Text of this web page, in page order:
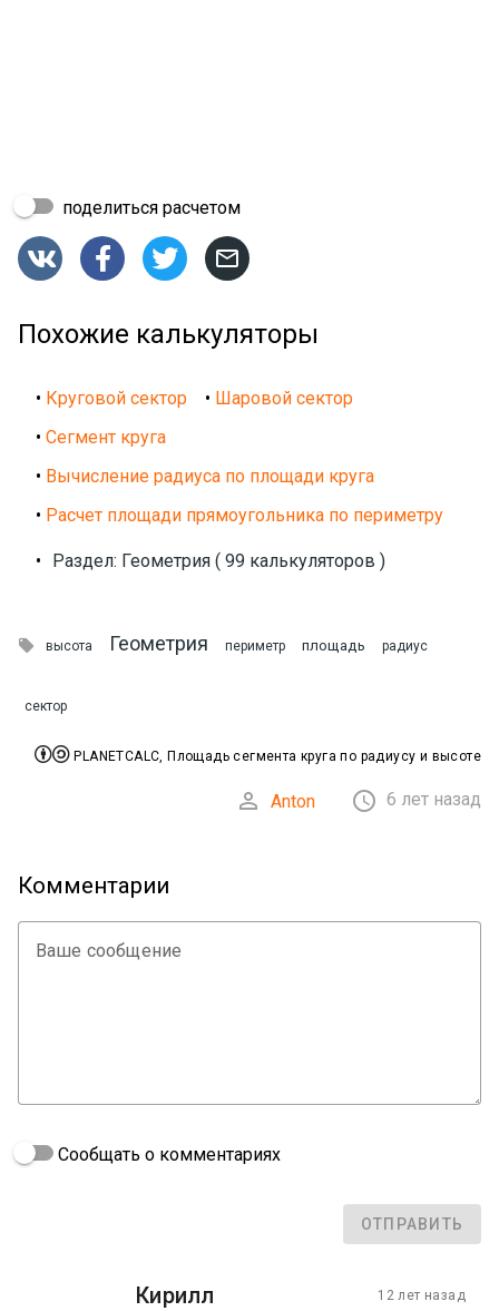
поделиться расчетом
   
Похожие калькуляторы
• Круговой сектор • Шаровой сектор
• Сегмент круга
• Вычисление радиуса по площади круга
• Расчет площади прямоугольника по периметру
• Раздел: Геометрия ( 99 калькуляторов )
 высота Геометрия периметр площадь радиус
сектор
 PLANETCALC, Площадь сегмента круга по радиусу и высоте
 Anton  6 лет назад
Комментарии
Ваше сообщение
Сообщать о комментариях
ОТПРАВИТЬ
Кирилл 12 лет назад